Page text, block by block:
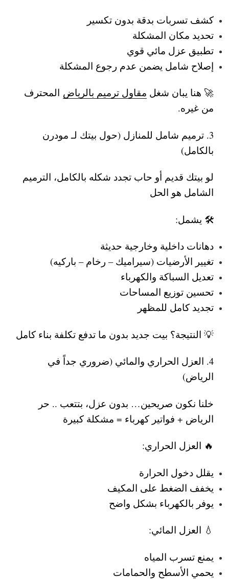
كشف تسربات بدقة بدون تكسير
تحديد مكان المشكلة
تطبيق عزل مائي قوي
إصلاح شامل يضمن عدم رجوع المشكلة
🚀 هنا يبان شغل مقاول ترميم بالرياض المحترف
من غيره.
3. ترميم شامل للمنازل (حول بيتك لـ مودرن
بالكامل)
لو بيتك قديم أو حاب تجدد شكله بالكامل، الترميم
الشامل هو الحل
🛠️ يشمل:
دهانات داخلية وخارجية حديثة
تغيير الأرضيات (سيراميك – رخام – باركيه)
تعديل السباكة والكهرباء
تحسين توزيع المساحات
تجديد كامل للمظهر
💡 النتيجة؟ بيت جديد بدون ما تدفع تكلفة بناء كامل
4. العزل الحراري والمائي (ضروري جداً في
الرياض)
خلنا نكون صريحين… بدون عزل، بتتعب .. حر
الرياض + فواتير كهرباء = مشكلة كبيرة
🔥 العزل الحراري:
يقلل دخول الحرارة
يخفف الضغط على المكيف
يوفر بالكهرباء بشكل واضح
💧 العزل المائي:
يمنع تسرب المياه
يحمي الأسطح والحمامات